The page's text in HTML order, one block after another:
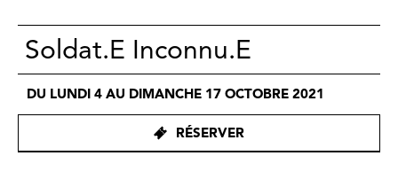
Soldat.E Inconnu.E
DU LUNDI 4 AU DIMANCHE 17 OCTOBRE 2021
RÉSERVER